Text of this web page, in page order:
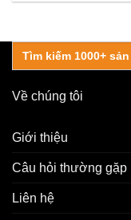
Search
for:
Về chúng tôi
Giới thiệu
Câu hỏi thường gặp
Liên hệ